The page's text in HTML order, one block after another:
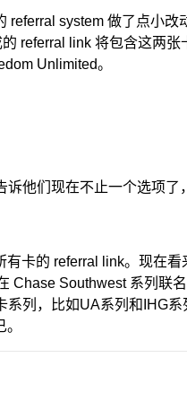
referral system 做了点小改
的 referral link 将包含这两张
Unlimited。
诉他们现在不止一个选项了
有卡的 referral link。现在看
Chase Southwest 系列联
列，比如UA系列和IHG系